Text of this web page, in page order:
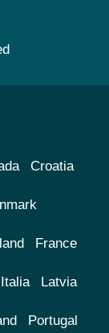
Croatia
France
Italia Latvia
Portugal